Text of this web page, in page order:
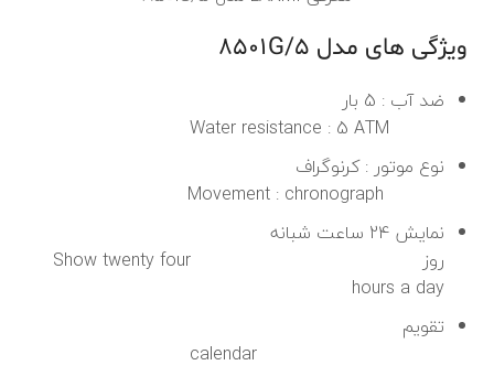
ویژگی های مدل 8501G/5
ضد آب : 5 بار
نوع موتور : کرنوگراف
نمایش 24 ساعت شبانه
روز Show twenty four
hours a day
تقویم